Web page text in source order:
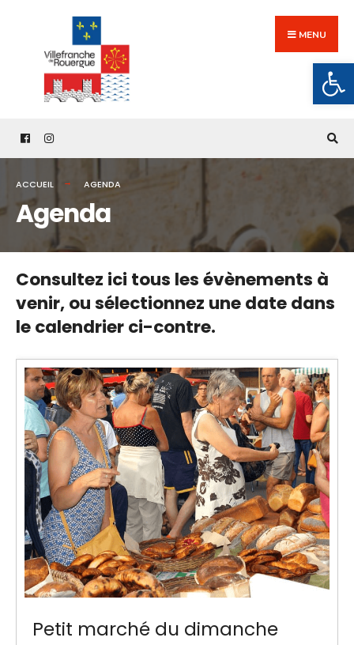
content
MENU
ACCUEIL AGENDA
Agenda
Consultez ici tous les évènements à
venir,ou sélectionnez une date dans
le calendrier ci-contre.
Petit marché du dimanche